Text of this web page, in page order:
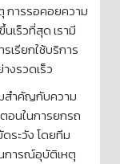
การรอคอยความ
เร็วที่สุด เรามี
เรียกใช้บริการ
งรวดเร็ว
มสำคัญกับความ
นในการยกรถ
ระวัง โดยทีม
การณ์อุบัติเหตุ